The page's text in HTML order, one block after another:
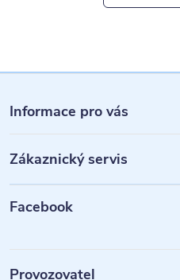
á
p
a
Informace pro vás
Zákaznický servis
Facebook
Provozovatel